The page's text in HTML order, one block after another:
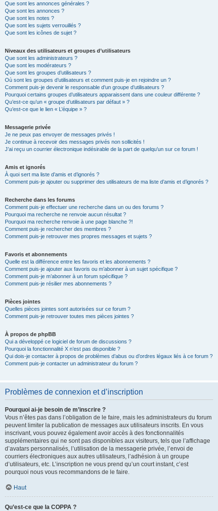
Que sont les annonces générales ?
Que sont les annonces ?
Que sont les notes ?
Que sont les sujets verrouillés ?
Que sont les icônes de sujet ?
Niveaux des utilisateurs et groupes d’utilisateurs
Que sont les administrateurs ?
Que sont les modérateurs ?
Que sont les groupes d’utilisateurs ?
Où sont les groupes d’utilisateurs et comment puis-je en rejoindre un ?
Comment puis-je devenir le responsable d’un groupe d’utilisateurs ?
Pourquoi certains groupes d’utilisateurs apparaissent dans une couleur différente ?
Qu’est-ce qu’un « groupe d’utilisateurs par défaut » ?
Qu’est-ce que le lien « L’équipe » ?
Messagerie privée
Je ne peux pas envoyer de messages privés !
Je continue à recevoir des messages privés non sollicités !
J’ai reçu un courrier électronique indésirable de la part de quelqu’un sur ce forum !
Amis et ignorés
À quoi sert ma liste d’amis et d’ignorés ?
Comment puis-je ajouter ou supprimer des utilisateurs de ma liste d’amis et d’ignorés ?
Recherche dans les forums
Comment puis-je effectuer une recherche dans un ou des forums ?
Pourquoi ma recherche ne renvoie aucun résultat ?
Pourquoi ma recherche renvoie à une page blanche ?!
Comment puis-je rechercher des membres ?
Comment puis-je retrouver mes propres messages et sujets ?
Favoris et abonnements
Quelle est la différence entre les favoris et les abonnements ?
Comment puis-je ajouter aux favoris ou m’abonner à un sujet spécifique ?
Comment puis-je m’abonner à un forum spécifique ?
Comment puis-je résilier mes abonnements ?
Pièces jointes
Quelles pièces jointes sont autorisées sur ce forum ?
Comment puis-je retrouver toutes mes pièces jointes ?
À propos de phpBB
Qui a développé ce logiciel de forum de discussions ?
Pourquoi la fonctionnalité X n’est pas disponible ?
Qui dois-je contacter à propos de problèmes d’abus ou d’ordres légaux liés à ce forum ?
Comment puis-je contacter un administrateur du forum ?
Problèmes de connexion et d’inscription
Pourquoi ai-je besoin de m’inscrire ?
Vous n’êtes pas dans l’obligation de le faire, mais les administrateurs du forum
peuvent limiter la publication de messages aux utilisateurs inscrits. En vous
inscrivant, vous pouvez également avoir accès à des fonctionnalités
supplémentaires qui ne sont pas disponibles aux visiteurs, tels que l’affichage
d’avatars personnalisés, l’utilisation de la messagerie privée, l’envoi de
courriers électroniques aux autres utilisateurs, l’adhésion à un groupe
d’utilisateurs, etc. L’inscription ne vous prend qu’un court instant, c’est
pourquoi nous vous recommandons de le faire.
Haut
Qu’est-ce que la COPPA ?